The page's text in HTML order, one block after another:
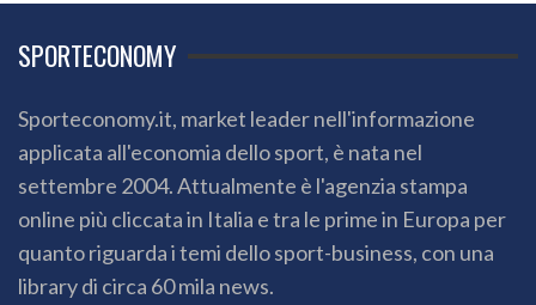
SPORTECONOMY
Sporteconomy.it, market leader nell'informazione
applicata all'economia dello sport, è nata nel
settembre 2004. Attualmente è l'agenzia stampa
online più cliccata in Italia e tra le prime in Europa per
quanto riguarda i temi dello sport-business, con una
library di circa 60 mila news.